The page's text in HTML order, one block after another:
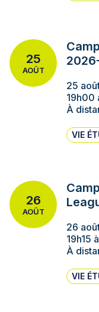
25
AOÛT
25
19h00
À
VIE
26
AOÛT
26
19h15
À
VIE